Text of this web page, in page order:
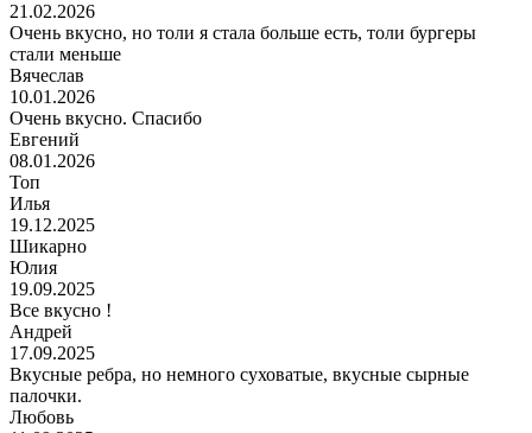
21.02.2026
Очень вкусно, но толи я стала больше есть, толи бургеры
стали меньше
Вячеслав
10.01.2026
Очень вкусно. Спасибо
Евгений
08.01.2026
Топ
Илья
19.12.2025
Шикарно
Юлия
19.09.2025
Все вкусно !
Андрей
17.09.2025
Вкусные ребра, но немного суховатые, вкусные сырные
палочки.
Любовь